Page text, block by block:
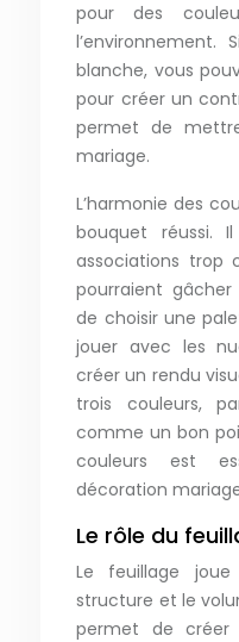
pour des
blanche, vous
pour créer un
permet de
mariage.
L’harmonie des
bouquet réussi.
associations trop
pourraient gâcher
de choisir une
jouer avec les
créer un rendu
trois couleurs,
comme un bon
couleurs est
décoration
Le rôle du
Le feuillage
structure et le
permet de créer